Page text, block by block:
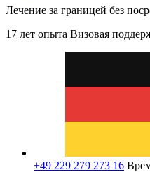
Лечение за границей без
17 лет опыта Визовая
+49 229 279 273 16